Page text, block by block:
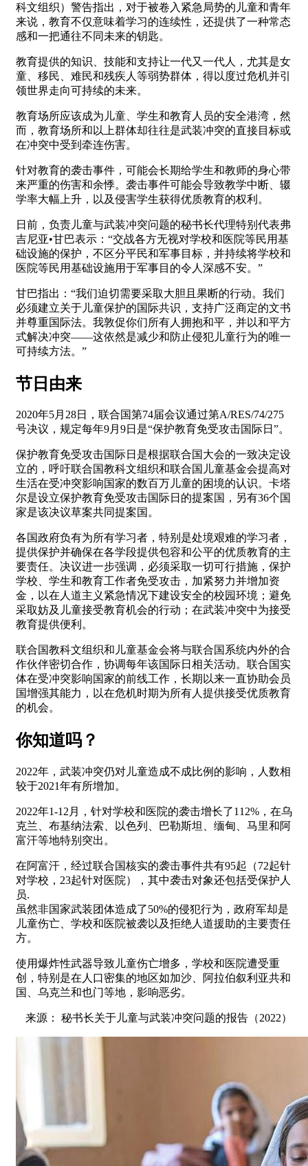
科文组织）警告指出，对于被卷入紧急局势的儿童和青年
来说，教育不仅意味着学习的连续性，还提供了一种常态
感和一把通往不同未来的钥匙。
教育提供的知识、技能和支持让一代又一代人，尤其是女
童、移民、难民和残疾人等弱势群体，得以度过危机并引
领世界走向可持续的未来。
教育场所应该成为儿童、学生和教育人员的安全港湾，然
而，教育场所和以上群体却往往是武装冲突的直接目标或
在冲突中受到牵连伤害。
针对教育的袭击事件，可能会长期给学生和教师的身心带
来严重的伤害和余悸。袭击事件可能会导致教学中断、辍
学率大幅上升，以及侵害学生获得优质教育的权利。
日前，负责儿童与武装冲突问题的秘书长代理特别代表弗
吉尼亚•甘巴表示：“交战各方无视对学校和医院等民用基
础设施的保护，不区分平民和军事目标，并持续将学校和
医院等民用基础设施用于军事目的令人深感不安。”
甘巴指出：“我们迫切需要采取大胆且果断的行动。我们
必须建立关于儿童保护的国际共识，支持广泛商定的文书
并尊重国际法。我敦促你们所有人拥抱和平，并以和平方
式解决冲突——这依然是减少和防止侵犯儿童行为的唯一
可持续方法。”
节日由来
2020年5月28日，联合国第74届会议通过第A/RES/74/275
号决议，规定每年9月9日是“保护教育免受攻击国际日”。
保护教育免受攻击国际日是根据联合国大会的一致决定设
立的，呼吁联合国教科文组织和联合国儿童基金会提高对
生活在受冲突影响国家的数百万儿童的困境的认识。卡塔
尔是设立保护教育免受攻击国际日的提案国，另有36个国
家是该决议草案共同提案国。
各国政府负有为所有学习者，特别是处境艰难的学习者，
提供保护并确保在各学段提供包容和公平的优质教育的主
要责任。决议进一步强调，必须采取一切可行措施，保护
学校、学生和教育工作者免受攻击，加紧努力并增加资
金，以在人道主义紧急情况下建设安全的校园环境；避免
采取妨及儿童接受教育机会的行动；在武装冲突中为接受
教育提供便利。
联合国教科文组织和儿童基金会将与联合国系统内外的合
作伙伴密切合作，协调每年该国际日相关活动。联合国实
体在受冲突影响国家的前线工作，长期以来一直协助会员
国增强其能力，以在危机时期为所有人提供接受优质教育
的机会。
你知道吗？
2022年，武装冲突仍对儿童造成不成比例的影响，人数相
较于2021年有所增加。
2022年1-12月，针对学校和医院的袭击增长了112%，在乌
克兰、布基纳法索、以色列、巴勒斯坦、缅甸、马里和阿
富汗等地特别突出。
在阿富汗，经过联合国核实的袭击事件共有95起（72起针
对学校，23起针对医院），其中袭击对象还包括受保护人
员.
虽然非国家武装团体造成了50%的侵犯行为，政府军却是
儿童伤亡、学校和医院被袭以及拒绝人道援助的主要责任
方。
使用爆炸性武器导致儿童伤亡增多，学校和医院遭受重
创，特别是在人口密集的地区如加沙、阿拉伯叙利亚共和
国、乌克兰和也门等地，影响恶劣。
来源： 秘书长关于儿童与武装冲突问题的报告（2022）